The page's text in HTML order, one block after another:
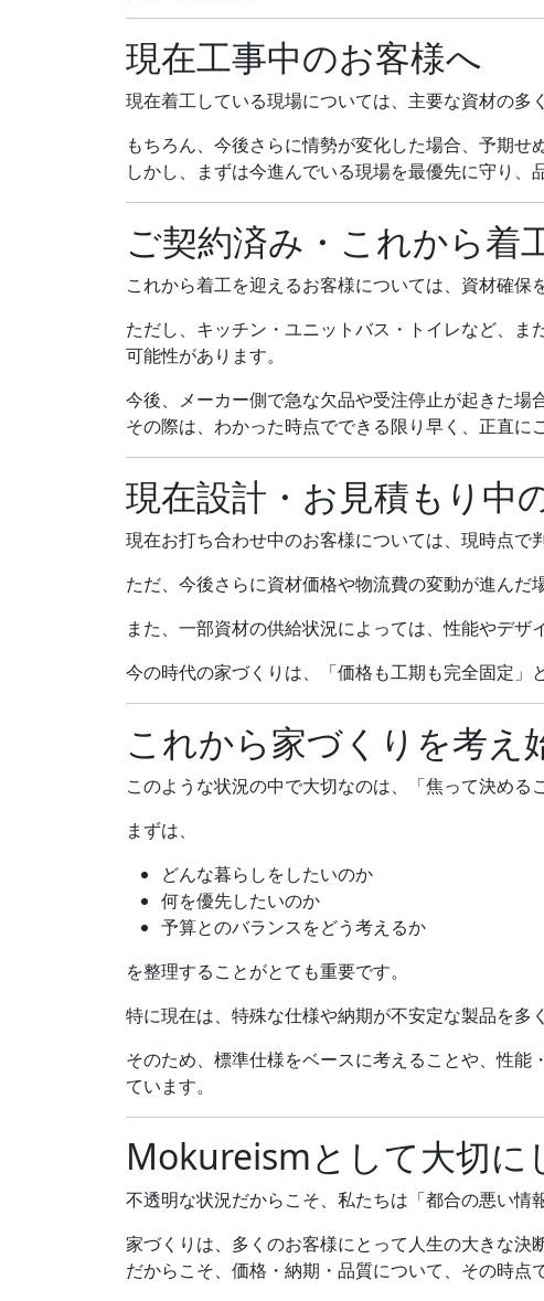
現在工事中のお客様へ
現在着工している現場については、主要な資材の多
もちろん、今後さらに情勢が変化した場合、予期せ
しかし、まずは今進んでいる現場を最優先に守り、
ご契約済み・これから着
これから着工を迎えるお客様については、資材確保
ただし、キッチン・ユニットバス・トイレなど、
可能性があります。
今後、メーカー側で急な欠品や受注停止が起きた場
その際は、わかった時点でできる限り早く、正直に
現在設計・お見積もり中
現在お打ち合わせ中のお客様については、現時点で
ただ、今後さらに資材価格や物流費の変動が進んだ
また、一部資材の供給状況によっては、性能やデザ
今の時代の家づくりは、「価格も工期も完全固定」
これから家づくりを考え
このような状況の中で大切なのは、「焦って決める
まずは、
どんな暮らしをしたいのか
何を優先したいのか
予算とのバランスをどう考えるか
を整理することがとても重要です。
特に現在は、特殊な仕様や納期が不安定な製品を多
そのため、標準仕様をベースに考えることや、性
ています。
Mokureismとして大切に
不透明な状況だからこそ、私たちは「都合の悪い情
家づくりは、多くのお客様にとって人生の大きな決断
だからこそ、価格・納期・品質について、その時点